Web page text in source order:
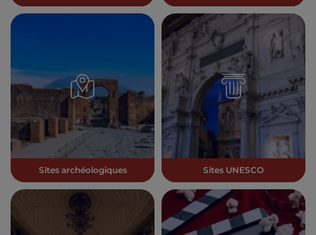
Sites archéologiques Sites UNESCO